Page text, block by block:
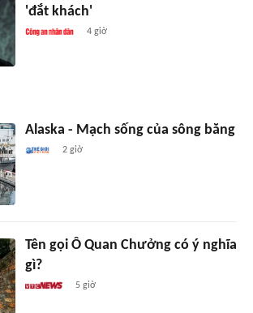
'đắt khách'
4 giờ
Alaska - Mạch sống của sông băng
2 giờ
Tên gọi Ô Quan Chưởng có ý nghĩa
gì?
5 giờ